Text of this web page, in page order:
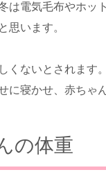
電気毛布やホッ
思います。
ないとされます
寝かせ、赤ちゃ
の体重